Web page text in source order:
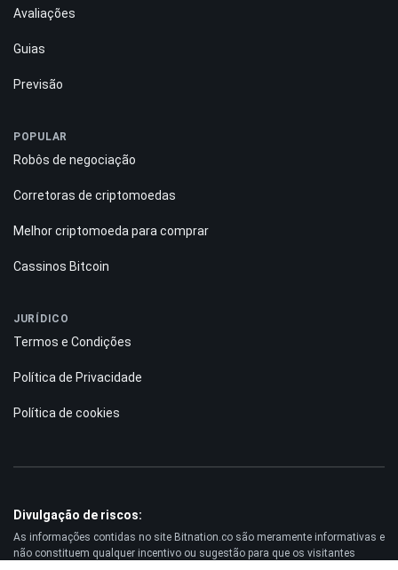
Avaliações
Guias
Previsão
POPULAR
Robôs de negociação
Corretoras de criptomoedas
Melhor criptomoeda para comprar
Cassinos Bitcoin
JURÍDICO
Termos e Condições
Política de Privacidade
Política de cookies
Divulgação de riscos:
As informações contidas no site Bitnation.co são meramente informativas e
não constituem qualquer incentivo ou sugestão para que os visitantes